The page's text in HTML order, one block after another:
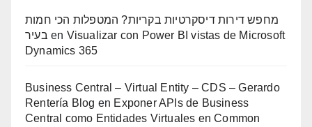
מחפש דירות דיסקרטיות בקריות? המטפלות הכי חמות
בעיר en Visualizar con Power BI vistas de Microsoft
Dynamics 365
Business Central – Virtual Entity – CDS – Gerardo
Rentería Blog en Exponer APIs de Business
Central como Entidades Virtuales en Common